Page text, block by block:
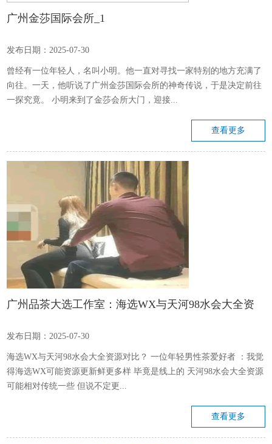
广州金莎国际会所_1
发布日期：2025-07-30
曾经有一位年轻人，名叫小明。他一直对寻找一家特别的地方充满了
向往。一天，他听说了广州金莎国际会所的神奇传说，于是决定前往
一探究竟。 小明来到了金莎会所大门，迎接...
查看更多
广州品茶大选工作室：海选WX与天河98水会大全资
发布日期：2025-07-30
海选WX与天河98水会大全资源对比？ 一位年轻男性茶爱好者 ：我觉
得海选WX可能资源更新鲜更多样 毕竟是线上的 天河98水会大全资源
可能相对传统一些 但说不定更...
查看更多